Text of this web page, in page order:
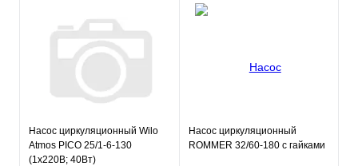
Насос циркуляционный Wilo
Atmos PICO 25/1-6-130
(1х220В; 40Вт)
Насос циркуляционный
ROMMER 32/60-180 с гайками